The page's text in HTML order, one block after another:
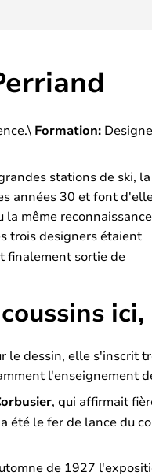
Formation:
stations de ski, la
années 30 et font
même reconnaissance
trois designers étaient
finalement sortie de
dessin, elle s'inscrit
l'enseignement
, qui affirmait
été le fer de lance du
de 1927